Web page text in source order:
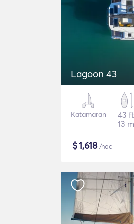
Lagoon 43
Katamaran
43 ft
13 m
$1,618/noc